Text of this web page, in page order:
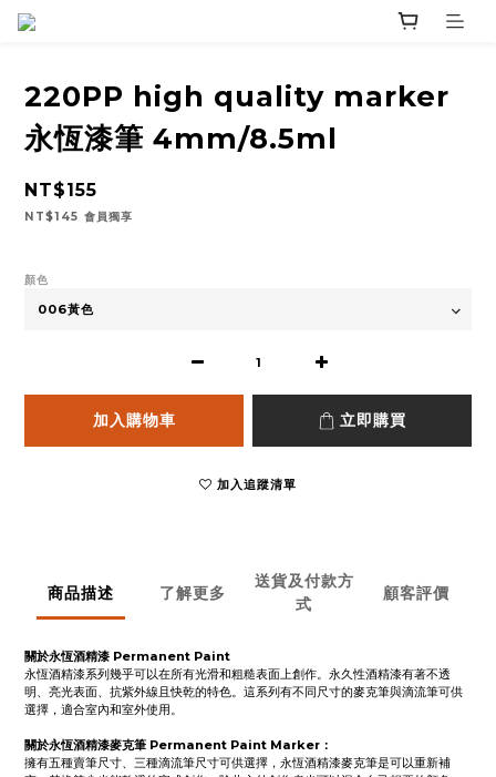
220PP high quality marker
永恆漆筆 4mm/8.5ml
NT$155
NT$145 會員獨享
顏色
加入購物車 立即購買
加入追蹤清單
商品描述 了解更多
送貨及付款方
式
顧客評價
關於永恆酒精漆 Permanent Paint
永恆酒精漆系列幾乎可以在所有光滑和粗糙表面上創作。永久性酒精漆有著不透
明、亮光表面、抗紫外線且快乾的特色。這系列有不同尺寸的麥克筆與滴流筆可供
選擇，適合室內和室外使用。
關於永恆酒精漆麥克筆 Permanent Paint Marker：
擁有五種賣筆尺寸、三種滴流筆尺寸可供選擇，永恆酒精漆麥克筆是可以重新補